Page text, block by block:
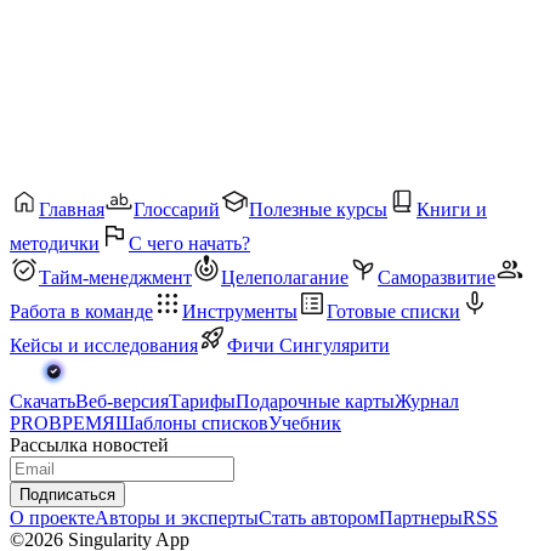
Главная Глоссарий Полезные курсы
Книги и
методички
С чего начать?
Тайм-менеджмент
Целеполагание
Саморазвитие
Работа в команде
Инструменты
Готовые списки
Кейсы и исследования
Фичи Сингулярити
СкачатьВеб-версияТарифыПодарочные картыЖурнал
PROВРЕМЯШаблоны списковУчебник
Рассылка новостей
Подписаться
О проектеАвторы и экспертыСтать авторомПартнерыRSS
©2026 Singularity App